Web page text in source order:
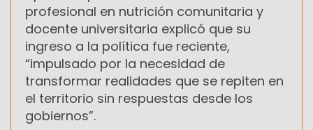
profesional en nutrición comunitaria y
docente universitaria explicó que su
ingreso a la política fue reciente,
“impulsado por la necesidad de
transformar realidades que se repiten en
el territorio sin respuestas desde los
gobiernos”.